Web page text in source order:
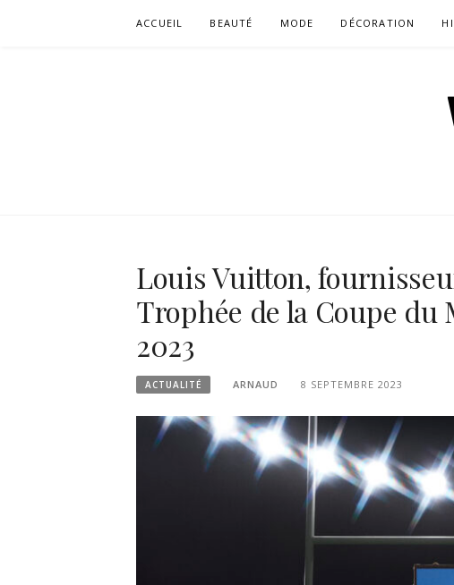
ACCUEIL BEAUTÉ MODE DÉCORATION
Louis Vuitton,
Trophée de la Coupe du
2023
ACTUALITÉ ARNAUD 8 SEPTEMBRE 2023